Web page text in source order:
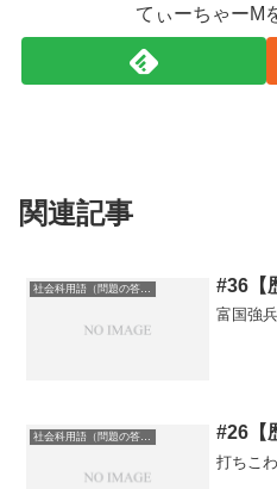
てぃーちゃーM
関連記事
#36【
富国強兵
#26【
打ちこ